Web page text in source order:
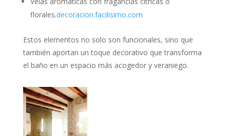
florales.decoracion.facilisimo.com
Estos elementos no solo son funcionales, sino que
también aportan un toque decorativo que transforma
el baño en un espacio más acogedor y veraniego.